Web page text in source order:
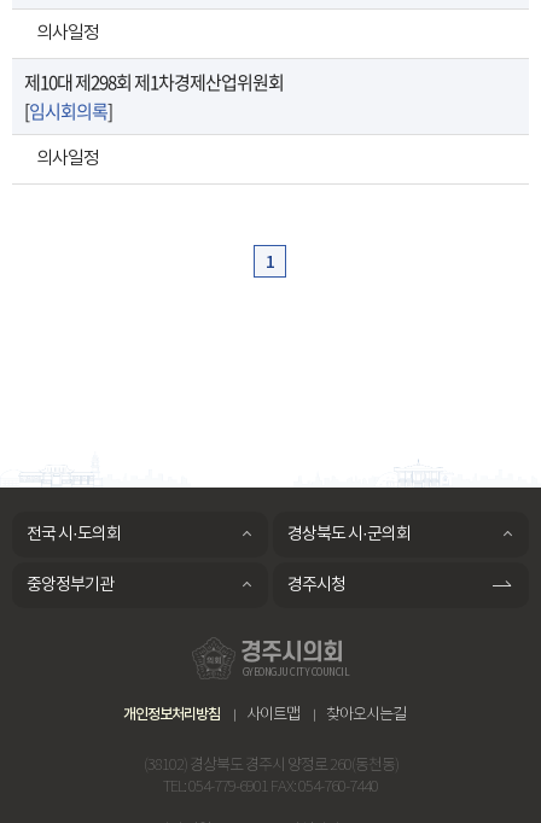
의사일정
제10대 제298회 제1차경제산업위원회
[임시회의록]
의사일정
1
전국 시·도의회 경상북도 시·군의회
중앙정부기관 경주시청
경주시의회
GYEONGJU CITY COUNCIL
개인정보처리방침 사이트맵 찾아오시는길
(38102) 경상북도 경주시 양정로 260(동천동)
TEL:054-779-6901 FAX: 054-760-7440